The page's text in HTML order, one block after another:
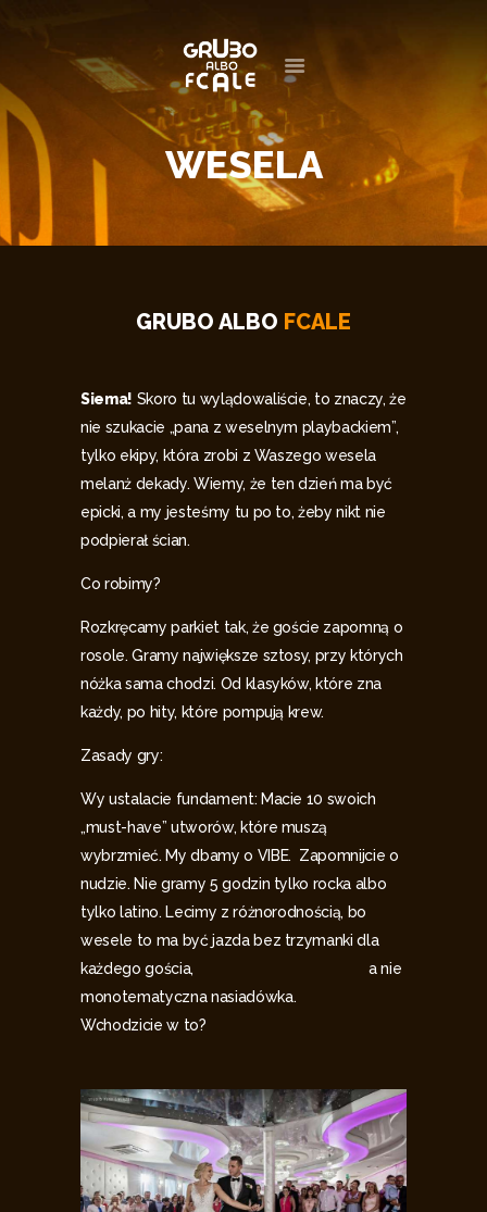
WESELA
STRONA GŁÓWNA
GALERIA
KONTAKT
GRUBO ALBO FCALE
Siema! Skoro tu wylądowaliście, to znaczy, że
nie szukacie „pana z weselnym playbackiem”,
tylko ekipy, która zrobi z Waszego wesela
melanż dekady. Wiemy, że ten dzień ma być
epicki, a my jesteśmy tu po to, żeby nikt nie
podpierał ścian.
Co robimy?
Rozkręcamy parkiet tak, że goście zapomną o
rosole. Gramy największe sztosy, przy których
nóżka sama chodzi. Od klasyków, które zna
każdy, po hity, które pompują krew.
Zasady gry:
Wy ustalacie fundament: Macie 10 swoich
„must-have” utworów, które muszą
wybrzmieć. My dbamy o VIBE. Zapomnijcie o
nudzie. Nie gramy 5 godzin tylko rocka albo
tylko latino. Lecimy z różnorodnością, bo
wesele to ma być jazda bez trzymanki dla
każdego gościa, a nie
monotematyczna nasiadówka.
Wchodzicie w to?